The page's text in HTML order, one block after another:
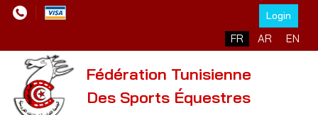
Login
Sélectionnez votre
FR AR EN
Fédération Tunisienne
Des Sports Équestres